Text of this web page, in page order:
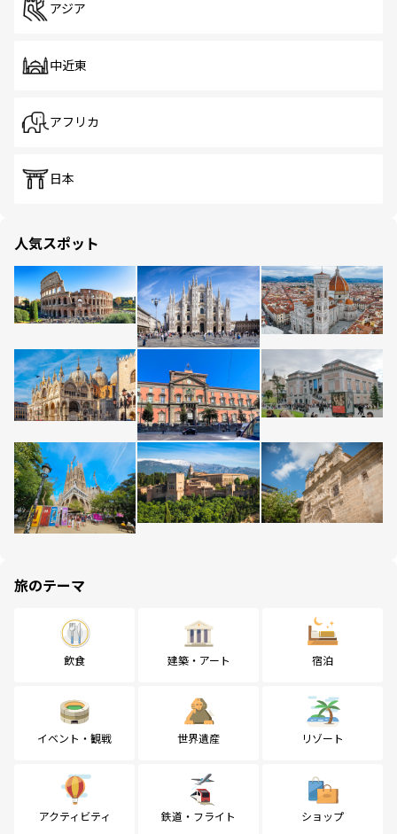
アジア
中近東
アフリカ
日本
人気スポット
旅のテーマ
飲食 建築・アート 宿泊
イベント・観戦 世界遺産 リゾート
アクティビティ 鉄道・フライト ショップ